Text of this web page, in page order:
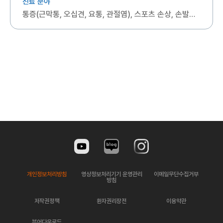
통증(근막통, 오십견, 요통, 관절염), 스포츠 손상, 손발저림, 암재활, 뇌신경재활
개인정보처리방침
영상정보처리기기 운영관리
방침
이메일무단수집거부
저작권정책 환자권리장전 이용약관